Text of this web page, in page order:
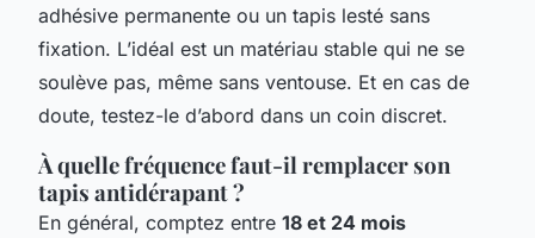
adhésive permanente ou un tapis lesté sans
fixation. L’idéal est un matériau stable qui ne se
soulève pas, même sans ventouse. Et en cas de
doute, testez-le d’abord dans un coin discret.
À quelle fréquence faut-il remplacer son
tapis antidérapant ?
En général, comptez entre 18 et 24 mois